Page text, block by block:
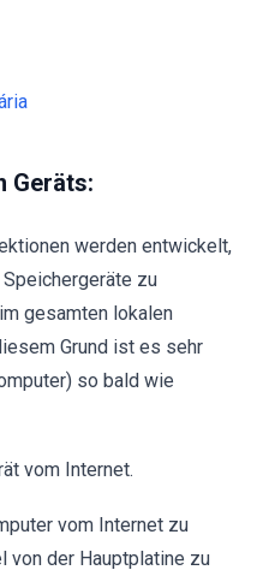
Geräts:
werden entwickelt,
zu
gesamten lokalen
Grund ist es sehr
so bald wie
vom Internet.
vom Internet zu
von der Hauptplatine zu